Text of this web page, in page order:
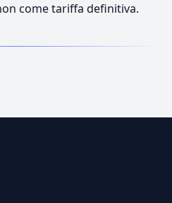
come tariffa definitiva.